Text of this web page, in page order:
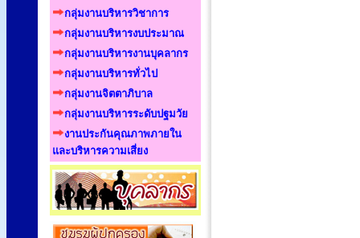
กลุ่มงานบริหารวิชาการ
กลุ่มงานบริหารงบประมาณ
กลุ่มงานบริหารงานบุคลากร
กลุ่มงานบริหารทั่วไป
กลุ่มงานจิตตาภิบาล
กลุ่มงานบริหารระดับปฐมวัย
งานประกันคุณภาพภายใน
และบริหารความเสี่ยง